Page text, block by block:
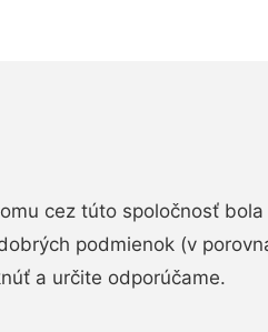
cez túto spoločnosť bola
podmienok (v
a určite odporúčame.